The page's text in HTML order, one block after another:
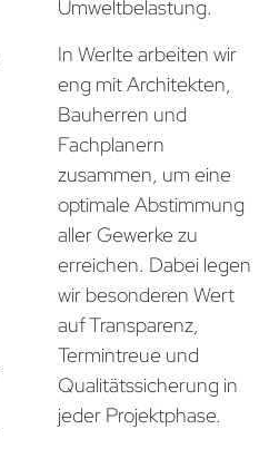
Umweltbelastung.
In Werlte arbeiten wir
eng mit Architekten,
Bauherren und
Fachplanern
zusammen, um eine
optimale Abstimmung
aller Gewerke zu
erreichen. Dabei legen
wir besonderen Wert
auf Transparenz,
Termintreue und
Qualitätssicherung in
jeder Projektphase.